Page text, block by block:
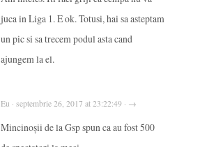
juca in Liga 1. E ok. Totusi, hai sa asteptam
un pic si sa trecem podul asta cand
ajungem la el.
Eu · septembrie 26, 2017 at 23:22:49 · →
Mincinoșii de la Gsp spun ca au fost 500